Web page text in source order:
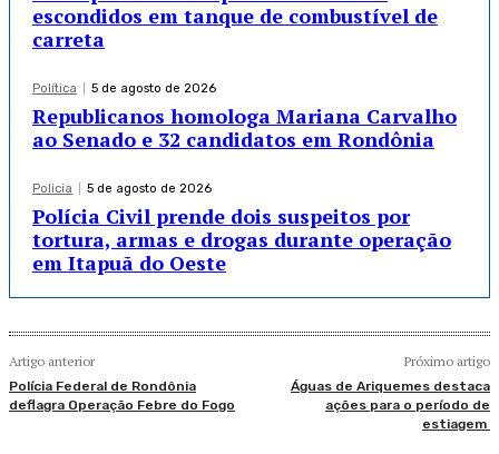
escondidos em tanque de combustível de
carreta
Política 5 de agosto de 2026
Republicanos homologa Mariana Carvalho
ao Senado e 32 candidatos em Rondônia
Policia 5 de agosto de 2026
Polícia Civil prende dois suspeitos por
tortura, armas e drogas durante operação
em Itapuã do Oeste
Artigo anterior
Polícia Federal de Rondônia
deflagra Operação Febre do Fogo
Próximo artigo
Águas de Ariquemes destaca
ações para o período de
estiagem